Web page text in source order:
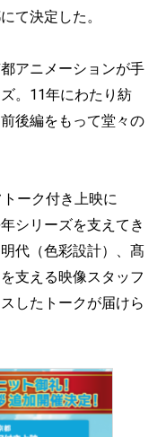
て決定した。
アニメーションが手
。11年にわたり紡
後編をもって堂々の
ーク付き上映に
シリーズを支えてき
代（色彩設計）、髙
支える映像スタッフ
したトークが届けら